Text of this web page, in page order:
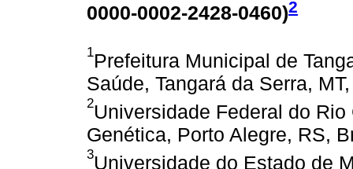
0000-0002-2428-0460)2
1Prefeitura Municipal de
Saúde, Tangará da Serra,
2Universidade Federal do
Genética, Porto Alegre, RS,
3Universidade do Estado de